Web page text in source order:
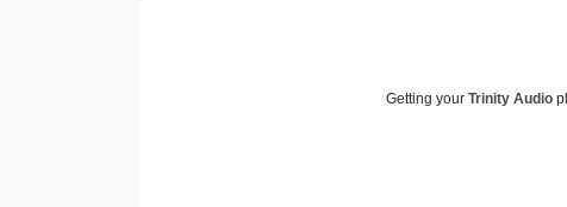
Getting your Trinity Audio